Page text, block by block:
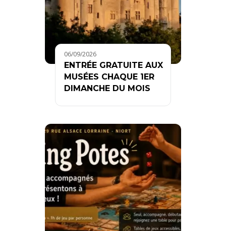
06/09/2026
ENTRÉE GRATUITE AUX
MUSÉES CHAQUE 1ER
DIMANCHE DU MOIS